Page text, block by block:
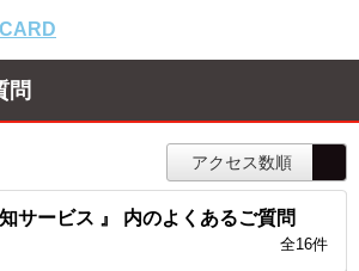
問
アクセス数順
サービス 』 内のよくあるご質問
全16件